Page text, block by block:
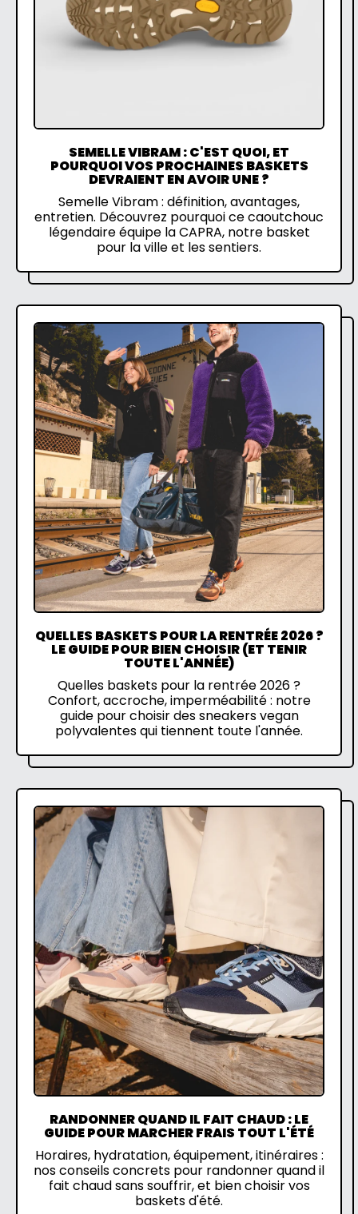
SEMELLE VIBRAM : C'EST QUOI, ET
POURQUOI VOS PROCHAINES BASKETS
DEVRAIENT EN AVOIR UNE ?
Semelle Vibram : définition, avantages,
entretien. Découvrez pourquoi ce caoutchouc
légendaire équipe la CAPRA, notre basket
pour la ville et les sentiers.
QUELLES BASKETS POUR LA RENTRÉE 2026 ?
LE GUIDE POUR BIEN CHOISIR (ET TENIR
TOUTE L'ANNÉE)
Quelles baskets pour la rentrée 2026 ?
Confort, accroche, imperméabilité : notre
guide pour choisir des sneakers vegan
polyvalentes qui tiennent toute l'année.
RANDONNER QUAND IL FAIT CHAUD : LE
GUIDE POUR MARCHER FRAIS TOUT L'ÉTÉ
Horaires, hydratation, équipement, itinéraires :
nos conseils concrets pour randonner quand il
fait chaud sans souffrir, et bien choisir vos
baskets d'été.